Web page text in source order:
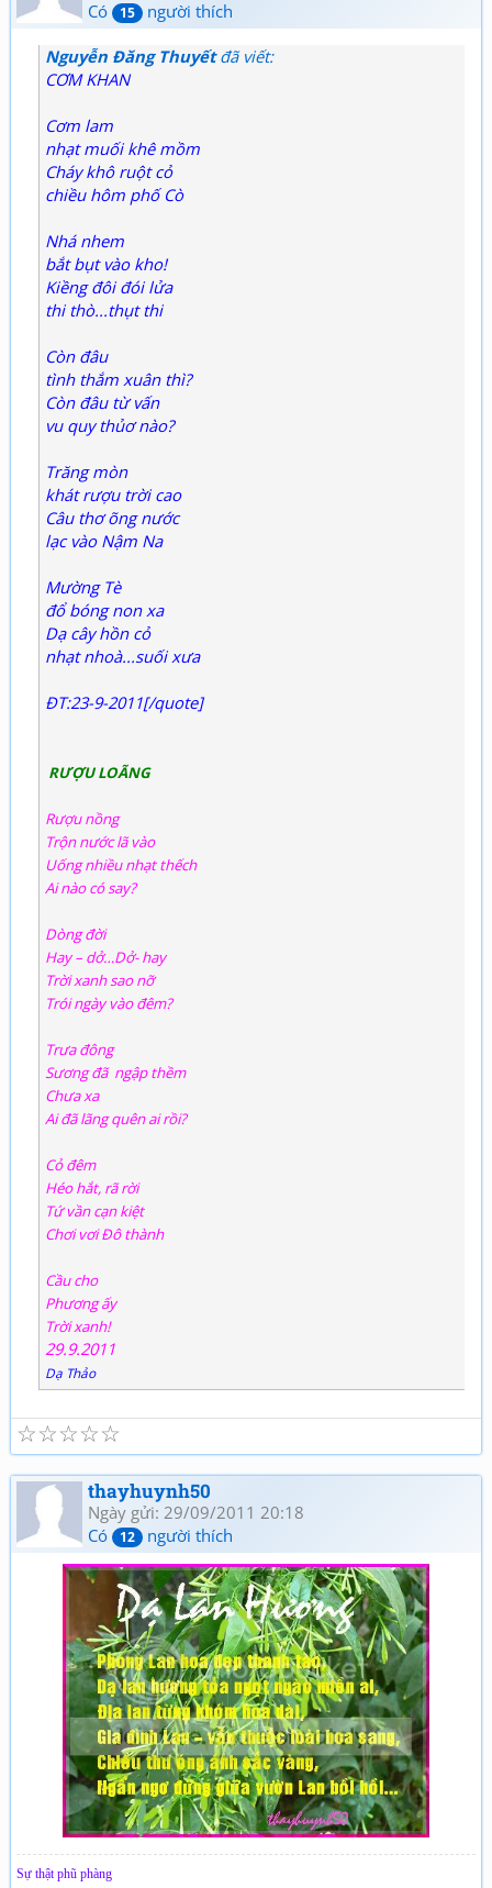
Có 15 người thích
Nguyễn Đăng Thuyếtđã viết:
CƠM KHAN
Cơm lam
nhạt muối khê mồm
Cháy khô ruột cỏ
chiều hôm phố Cò
Nhá nhem
bắt bụt vào kho!
Kiềng đôi đói lửa
thi thò...thụt thi
Còn đâu
tình thắm xuân thì?
Còn đâu từ vấn
vu quy thủơ nào?
Trăng mòn
khát rượu trời cao
Câu thơ õng nước
lạc vào Nậm Na
Mường Tè
đổ bóng non xa
Dạ cây hồn cỏ
nhạt nhoà...suối xưa
ĐT:23-9-2011[/quote]
RƯỢU LOÃNG
Rượu nồng
Trộn nước lã vào
Uống nhiều nhạt thếch
Ai nào có say?
Dòng đời
Hay – dở…Dở- hay
Trời xanh sao nỡ
Trói ngày vào đêm?
Trưa đông
Sương đã ngập thềm
Chưa xa
Ai đã lãng quên ai rồi?
Cỏ đêm
Héo hắt, rã rời
Tứ vần cạn kiệt
Chơi vơi Đô thành
Cầu cho
Phương ấy
Trời xanh!
29.9.2011
Dạ Thảo
☆
☆
☆
☆
☆
thayhuynh50
Ngày gửi: 29/09/2011 20:18
Có
12 người thích
Sự thật phũ phàng